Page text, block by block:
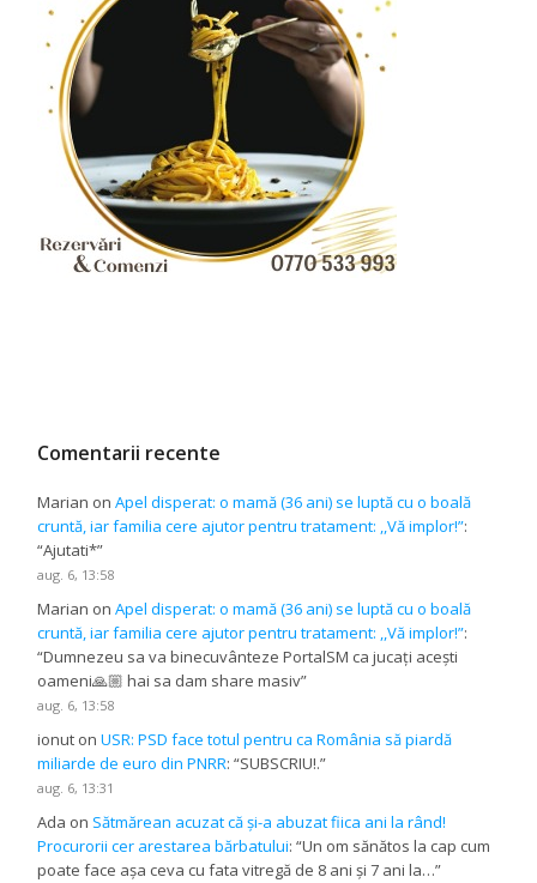
Comentarii recente
Marian onApel disperat: o mamă (36 ani) se luptă cu o boală
cruntă, iar familia cere ajutor pentru tratament: ,,Vă implor!”:
“Ajutati*”
aug. 6, 13:58
Marian onApel disperat: o mamă (36 ani) se luptă cu o boală
cruntă, iar familia cere ajutor pentru tratament: ,,Vă implor!”:
“Dumnezeu sa va binecuvânteze PortalSM ca jucați acești
oameni🙏🏼 hai sa dam share masiv”
aug. 6, 13:58
ionut onUSR: PSD face totul pentru ca România să piardă
miliarde de euro din PNRR: “SUBSCRIU!.”
aug. 6, 13:31
Ada on Sătmărean acuzat că și-a abuzat fiica ani la rând!
Procurorii cer arestarea bărbatului: “Un om sănătos la cap cum
poate face așa ceva cu fata vitregă de 8 ani și 7 ani la…”